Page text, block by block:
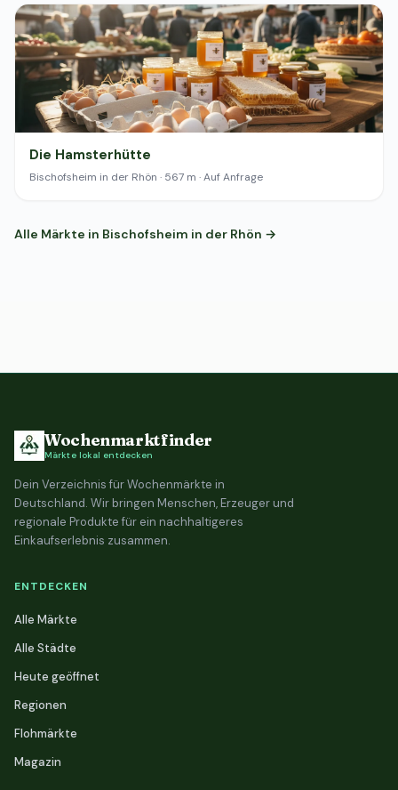
Die Hamsterhütte
Bischofsheim in der Rhön · 567 m · Auf Anfrage
Alle Märkte in Bischofsheim in der Rhön →
Wochenmarktfinder
Märkte lokal entdecken
Dein Verzeichnis für Wochenmärkte in
Deutschland. Wir bringen Menschen, Erzeuger und
regionale Produkte für ein nachhaltigeres
Einkaufserlebnis zusammen.
ENTDECKEN
Alle Märkte
Alle Städte
Heute geöffnet
Regionen
Flohmärkte
Magazin